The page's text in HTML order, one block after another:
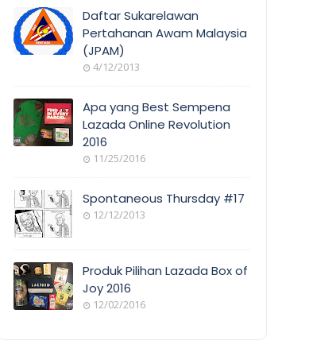
COVERAGE
Daftar Sukarelawan
Pertahanan Awam Malaysia
(JPAM)
4/12/2013
Apa yang Best Sempena
Lazada Online Revolution
2016
11/25/2016
E
Spontaneous Thursday #17
12/12/2013
Produk Pilihan Lazada Box of
Joy 2016
12/02/2016